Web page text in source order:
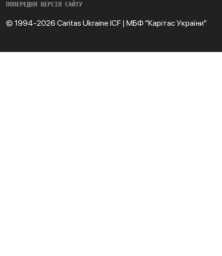
ПОПЕРЕДНЯ ВЕРСІЯ САЙТУ
© 1994-2026 Caritas Ukraine ICF | МБФ "Карітас України"